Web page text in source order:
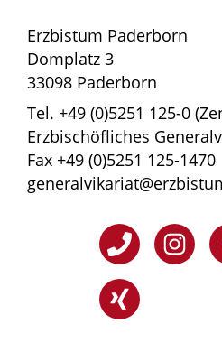
Erzbistum Paderborn
Domplatz 3
33098 Paderborn
Tel. +49 (0)5251 125-0
Erzbischöfliches
Fax +49 (0)5251 125-1470